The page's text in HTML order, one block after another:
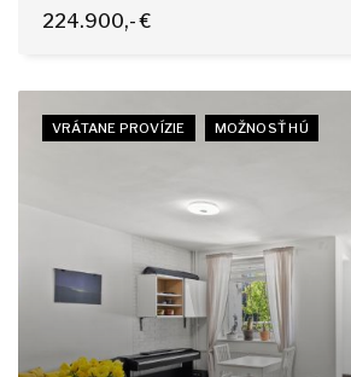
Ďumbierska, Bratislava - Nové
224.900,- €
VRÁTANE PROVÍZIE MOŽNOSŤ HÚ